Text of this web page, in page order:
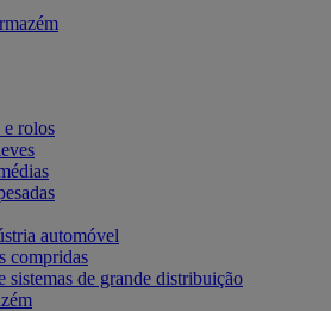
e rolos
automóvel
compridas
sistemas de grande distribuição